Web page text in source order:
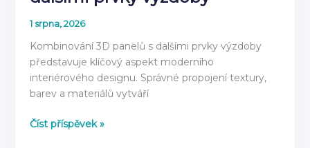
1 srpna, 2026
Kombinování 3D panelů s dalšími prvky výzdoby
představuje klíčový aspekt moderního
interiérového designu. Správné propojení textury,
barev a materiálů vytváří
Jak
Číst příspěvek »